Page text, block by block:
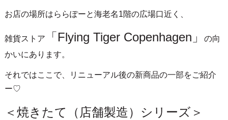
お店の場所はららぽーと海老名1階の広場口近く、
雑貨ストア 「Flying Tiger Copenhagen」
の向
かいにあります。
それではここで、リニューアル後の新商品の一部をご紹介
ー♡
＜焼きたて（店舗製造）シリーズ＞